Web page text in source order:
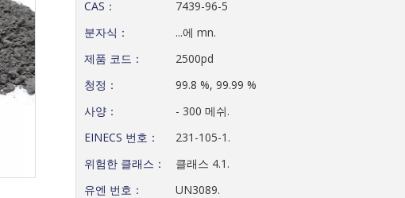
CAS：
7439-96-5
분자식：
...에 mn.
제품 코드：
2500pd
청정：
99.8 %, 99.99 %
사양：
- 300 메쉬.
EINECS 번호：
231-105-1.
위험한 클래스：
클래스 4.1.
유엔 번호：
UN3089.